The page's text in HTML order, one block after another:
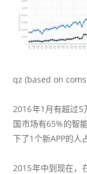
qz (based on
2016年1月有超过5
国市场有65%的智
下了1个新APP的人
2015年中到现在，